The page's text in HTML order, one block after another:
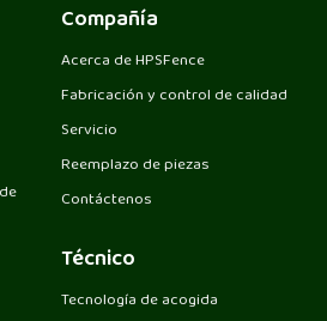
Compañía
Acerca de HPSFence
Fabricación y control de calidad
Servicio
Reemplazo de piezas
Contáctenos
Técnico
Tecnología de acogida